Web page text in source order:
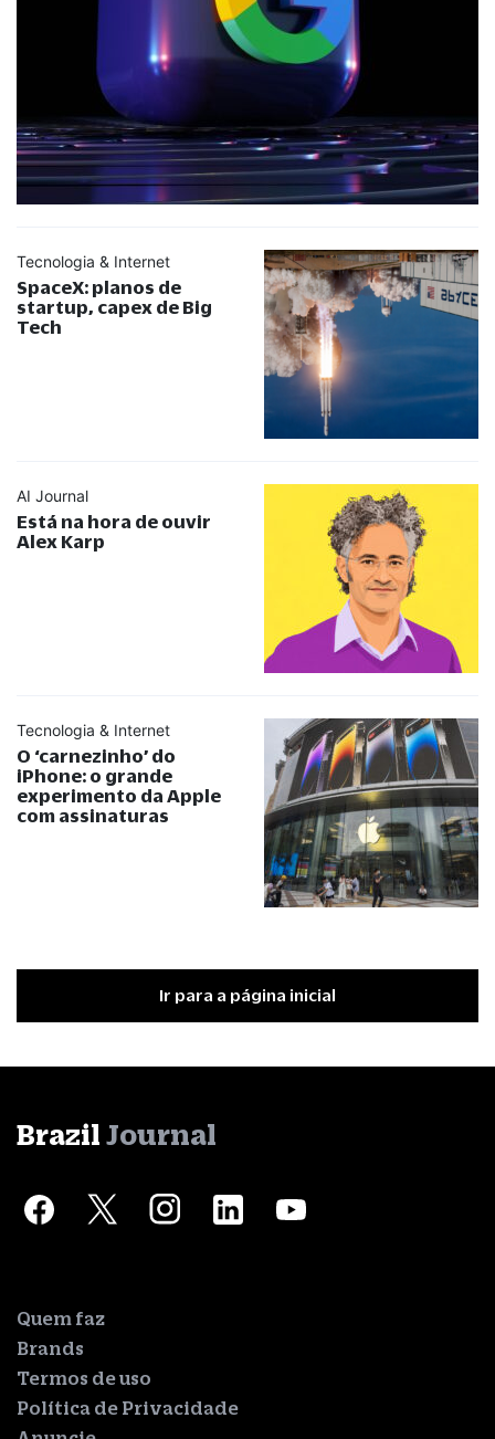
Tecnologia & Internet
SpaceX: planos de
startup, capex de Big
Tech
AI Journal
Está na hora de ouvir
Alex Karp
Tecnologia & Internet
O ‘carnezinho’ do
iPhone: o grande
experimento da Apple
com assinaturas
Ir para a página inicial
Brazil Journal
Quem faz
Brands
Termos de uso
Política de Privacidade